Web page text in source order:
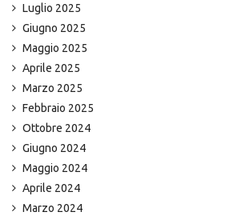
Luglio 2025
Giugno 2025
Maggio 2025
Aprile 2025
Marzo 2025
Febbraio 2025
Ottobre 2024
Giugno 2024
Maggio 2024
Aprile 2024
Marzo 2024